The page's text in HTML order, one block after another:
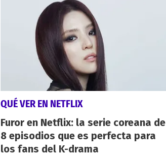
QUÉ VER EN NETFLIX
Furor en Netflix: la serie coreana de
8 episodios que es perfecta para
los fans del K-drama